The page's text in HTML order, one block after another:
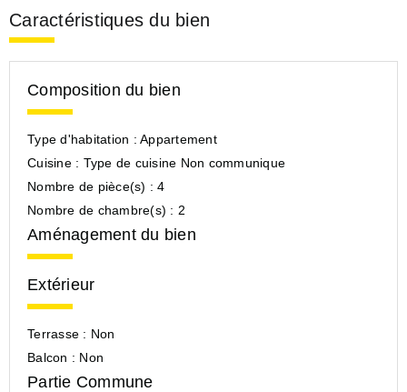
Caractéristiques du bien
Composition du bien
Type d'habitation : Appartement
Cuisine : Type de cuisine Non communique
Nombre de pièce(s) :4
Nombre de chambre(s) : 2
Aménagement du bien
Extérieur
Terrasse : Non
Balcon : Non
Partie Commune